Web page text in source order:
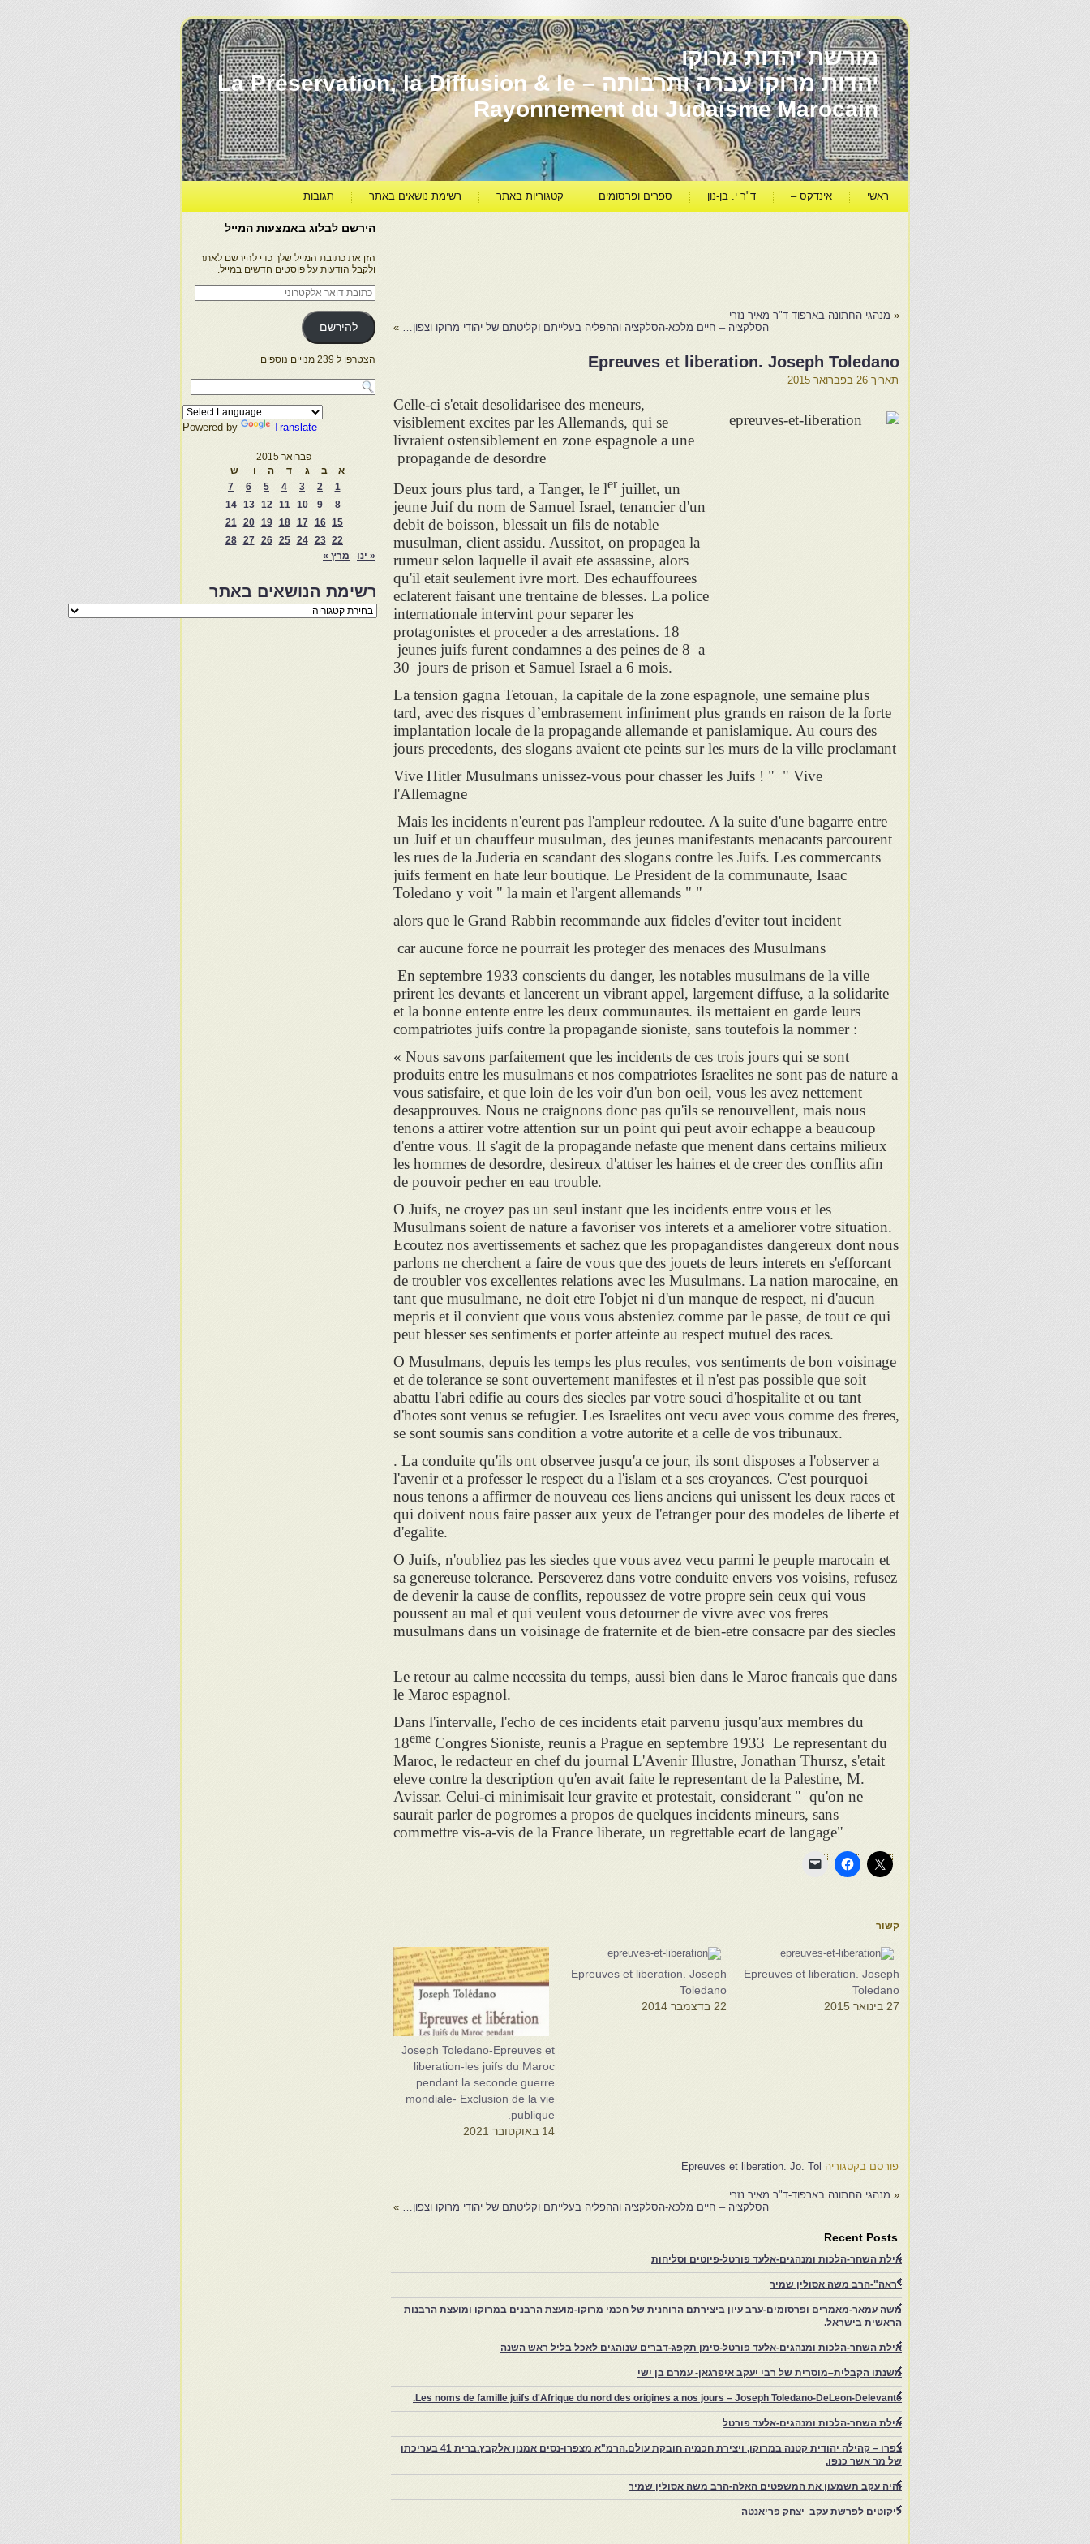
מורשת יהדות מרוקו
יהדות מרוקו עברה ותרבותה – La Préservation, la Diffusion & le
Rayonnement du Judaïsme Marocain
ראשי אינדקס – ד"ר י. בן-נון ספרים ופרסומים קטגוריות באתר רשימת נושאים באתר תגובות
« מנהגי החתונה בארפוד-ד"ר מאיר נזרי
הסלקציה – חיים מלכא-הסלקציה וההפליה בעלייתם וקליטתם של יהודי מרוקו וצפון… »
Epreuves et liberation. Joseph Toledano
תאריך 26 בפברואר 2015
Celle-ci s'etait desolidarisee des meneurs,
visiblement excites par les Allemands, qui se
livraient ostensiblement en zone espagnole a une
propagande de desordre
Deux jours plus tard, a Tanger, le lerjuillet, un
jeune Juif du nom de Samuel Israel, tenancier d'un
debit de boisson, blessait un fils de notable
musulman, client assidu. Aussitot, on propagea la
rumeur selon laquelle il avait ete assassine, alors
qu'il etait seulement ivre mort. Des echauffourees
eclaterent faisant une trentaine de blesses. La police
internationale intervint pour separer les
protagonistes et proceder a des arrestations. 18
jeunes juifs furent condamnes a des peines de 8 a
30 jours de prison et Samuel Israel a 6 mois.
La tension gagna Tetouan, la capitale de la zone espagnole, une semaine plus
tard, avec des risques d’embrasement infiniment plus grands en raison de la forte
implantation locale de la propagande allemande et panislamique. Au cours des
jours precedents, des slogans avaient ete peints sur les murs de la ville proclamant
Vive Hitler Musulmans unissez-vous pour chasser les Juifs ! " " Vive
l'Allemagne
Mais les incidents n'eurent pas l'ampleur redoutee. A la suite d'une bagarre entre
un Juif et un chauffeur musulman, des jeunes manifestants menacants parcourent
les rues de la Juderia en scandant des slogans contre les Juifs. Les commercants
juifs ferment en hate leur boutique. Le President de la communaute, Isaac
Toledano y voit " la main et l'argent allemands " "
car aucune force ne pourrait les proteger des menaces des Musulmans
En septembre 1933 conscients du danger, les notables musulmans de la ville
prirent les devants et lancerent un vibrant appel, largement diffuse, a la solidarite
et la bonne entente entre les deux communautes. ils mettaient en garde leurs
compatriotes juifs contre la propagande sioniste, sans toutefois la nommer :
« Nous savons parfaitement que les incidents de ces trois jours qui se sont
produits entre les musulmans et nos compatriotes Israelites ne sont pas de nature a
vous satisfaire, et que loin de les voir d'un bon oeil, vous les avez nettement
desapprouves. Nous ne craignons donc pas qu'ils se renouvellent, mais nous
tenons a attirer votre attention sur un point qui peut avoir echappe a beaucoup
d'entre vous. II s'agit de la propagande nefaste que menent dans certains milieux
les hommes de desordre, desireux d'attiser les haines et de creer des conflits afin
de pouvoir pecher en eau trouble.
O Juifs, ne croyez pas un seul instant que les incidents entre vous et les
Musulmans soient de nature a favoriser vos interets et a ameliorer votre situation.
Ecoutez nos avertissements et sachez que les propagandistes dangereux dont nous
parlons ne cherchent a faire de vous que des jouets de leurs interets en s'efforcant
de troubler vos excellentes relations avec les Musulmans. La nation marocaine, en
tant que musulmane, ne doit etre I'objet ni d'un manque de respect, ni d'aucun
mepris et il convient que vous vous absteniez comme par le passe, de tout ce qui
peut blesser ses sentiments et porter atteinte au respect mutuel des races.
O Musulmans, depuis les temps les plus recules, vos sentiments de bon voisinage
et de tolerance se sont ouvertement manifestes et il n'est pas possible que soit
abattu l'abri edifie au cours des siecles par votre souci d'hospitalite et ou tant
d'hotes sont venus se refugier. Les Israelites ont vecu avec vous comme des freres,
se sont soumis sans condition a votre autorite et a celle de vos tribunaux.
. La conduite qu'ils ont observee jusqu'a ce jour, ils sont disposes a l'observer a
l'avenir et a professer le respect du a l'islam et a ses croyances. C'est pourquoi
nous tenons a affirmer de nouveau ces liens anciens qui unissent les deux races et
qui doivent nous faire passer aux yeux de l'etranger pour des modeles de liberte et
d'egalite.
O Juifs, n'oubliez pas les siecles que vous avez vecu parmi le peuple marocain et
sa genereuse tolerance. Perseverez dans votre conduite envers vos voisins, refusez
de devenir la cause de conflits, repoussez de votre propre sein ceux qui vous
poussent au mal et qui veulent vous detourner de vivre avec vos freres
musulmans dans un voisinage de fraternite et de bien-etre consacre par des siecles
Le retour au calme necessita du temps, aussi bien dans le Maroc francais que dans
le Maroc espagnol.
Dans l'intervalle, l'echo de ces incidents etait parvenu jusqu'aux membres du
18eme Congres Sioniste, reunis a Prague en septembre 1933 Le representant du
Maroc, le redacteur en chef du journal L'Avenir Illustre, Jonathan Thursz, s'etait
eleve contre la description qu'en avait faite le representant de la Palestine, M.
Avissar. Celui-ci minimisait leur gravite et protestait, considerant " qu'on ne
saurait parler de pogromes a propos de quelques incidents mineurs, sans
commettre vis-a-vis de la France liberate, un regrettable ecart de langage"
קשור
Epreuves et liberation. Joseph
Toledano
27 בינואר 2015
Epreuves et liberation. Joseph
Toledano
22 בדצמבר 2014
Joseph Toledano-Epreuves et
liberation-les juifs du Maroc
pendant la seconde guerre
mondiale- Exclusion de la vie
publique.
14 באוקטובר 2021
פורסם בקטגוריה Epreuves et liberation. Jo. Tol
« מנהגי החתונה בארפוד-ד"ר מאיר נזרי
הסלקציה – חיים מלכא-הסלקציה וההפליה בעלייתם וקליטתם של יהודי מרוקו וצפון… »
Recent Posts
אילת השחר-הלכות ומנהגים-אלעד פורטל-פיוטים וסליחות
"ראה"-הרב משה אסולין שמיר
משה עמאר-מאמרים ופרסומים-ערב עיון ביצירתם הרוחנית של חכמי מרוקו-מועצת הרבנים במרוקו ומועצת הרבנות
הראשית בישראל.
אילת השחר-הלכות ומנהגים-אלעד פורטל-סימן תקפג-דברים שנוהגים לאכל בליל ראש השנה
משנתו הקבלית–מוסרית של רבי יעקב איפרגאן- עמרם בן ישי
Les noms de famille juifs d'Afrique du nord des origines a nos jours – Joseph Toledano-DeLeon-Delevante.
אילת השחר-הלכות ומנהגים-אלעד פורטל
צפרו – קהילה יהודית קטנה במרוקו, ויצירת חכמיה חובקת עולם.הרמ"א מצפרו-נסים אמנון אלקבץ.ברית 41 בעריכתו
של מר אשר כנפו.
והיה עקב תשמעון את המשפטים האלה-הרב משה אסולין שמיר
ליקוטים לפרשת עקב יצחק פריאנטה
הירשם לבלוג באמצעות המייל
הזן את כתובת המייל שלך כדי להירשם לאתר
ולקבל הודעות על פוסטים חדשים במייל.
כתובת
דואר
אלקטרוני
להירשם
הצטרפו ל 239 מנויים נוספים
Powered by Translate
פברואר 2015
א
ב ג ד ה ו
ש
1
2
3
4
5
6
7
8
9
10
11
12
13
14
15
16
17
18
19
20
21
22
23
24
25
26
27
28
« ינו
מרץ »
רשימת הנושאים באתר
רשימת
הנושאים